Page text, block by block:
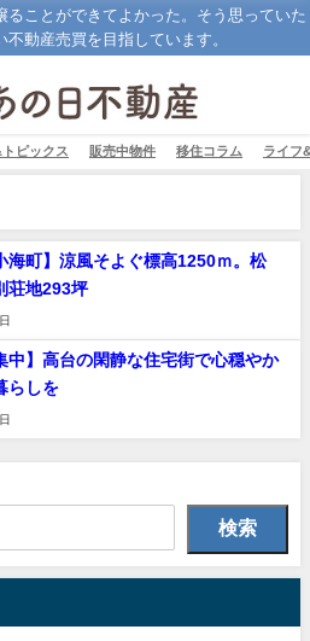
ることができてよかった。そう思っていた
不動産売買を目指しています。
ピックス 販売中物件 移住コラム ライフ
海町】涼風そよぐ標高1250ｍ。松
荘地293坪
中】高台の閑静な住宅街で心穏やか
らしを
検索